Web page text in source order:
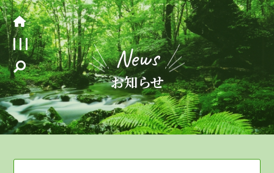
News
お知らせ